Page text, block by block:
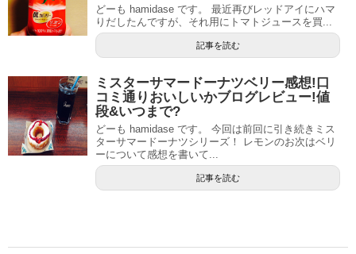
どーも hamidase です。 最近再びレッドアイにハマ
りだしたんですが、それ用にトマトジュースを買...
記事を読む
ミスターサマードーナツベリー感想!口
コミ通りおいしいかブログレビュー!値
段&いつまで?
どーも hamidase です。 今回は前回に引き続きミス
ターサマードーナツシリーズ！ レモンのお次はベリ
ーについて感想を書いて...
記事を読む